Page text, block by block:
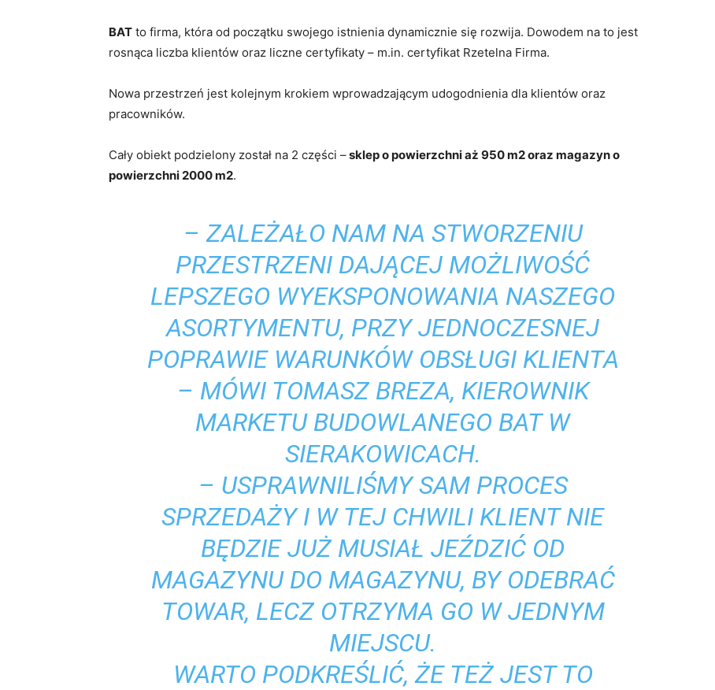
BAT to firma, która od początku swojego istnienia dynamicznie się rozwija. Dowodem na to jest
rosnąca liczba klientów oraz liczne certyfikaty – m.in. certyfikat Rzetelna Firma.
Nowa przestrzeń jest kolejnym krokiem wprowadzającym udogodnienia dla klientów oraz
pracowników.
Cały obiekt podzielony został na 2 części –sklep o powierzchni aż 950 m2 oraz magazyn o
powierzchni 2000 m2.
–ZALEŻAŁO NAM NA STWORZENIU
PRZESTRZENI DAJĄCEJ MOŻLIWOŚĆ
LEPSZEGO WYEKSPONOWANIA NASZEGO
ASORTYMENTU, PRZY JEDNOCZESNEJ
POPRAWIE WARUNKÓW OBSŁUGI KLIENTA
– MÓWI TOMASZ BREZA, KIEROWNIK
MARKETU BUDOWLANEGO BAT W
SIERAKOWICACH.
– USPRAWNILIŚMY SAM PROCES
SPRZEDAŻY I W TEJ CHWILI KLIENT NIE
BĘDZIE JUŻ MUSIAŁ JEŹDZIĆ OD
MAGAZYNU DO MAGAZYNU, BY ODEBRAĆ
TOWAR, LECZ OTRZYMA GO W JEDNYM
MIEJSCU.
WARTO PODKREŚLIĆ, ŻE TEŻ JEST TO